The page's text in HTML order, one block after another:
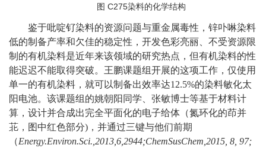
图 C275染料的化学结构
鉴于吡啶钌染料的资源问题与重金属毒性，锌卟啉染料
低的制备产率和欠佳的稳定性，开发色彩亮丽、不受资源限
制的有机染料是近年来该领域的研究热点，但有机染料的性
能迟迟不能取得突破。王鹏课题组开展的这项工作，仅使用
单一的有机染料，就可以制备出效率达12.5%的染料敏化太
阳电池。该课题组的姚朝阳同学、张敏博士等基于材料计
算，设计并合成出完全平面化的电子给体（氮环化的茚并
苝，图中红色部分) ，并通过三键与他们前期
（Energy.Environ.Sci.,2013,6,2944;ChemSusChem,2015, 8, 97;